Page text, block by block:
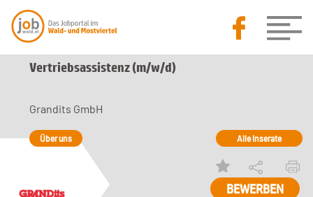
Vertriebsassistenz (m/w/d)
Grandits GmbH
Über uns Alle Inserate